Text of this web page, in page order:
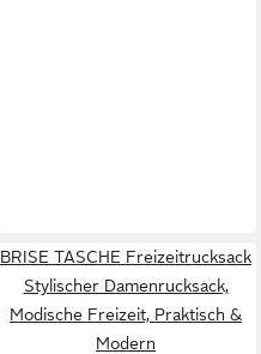
BRISE TASCHE Freizeitrucksack
Stylischer Damenrucksack,
Modische Freizeit, Praktisch &
Modern